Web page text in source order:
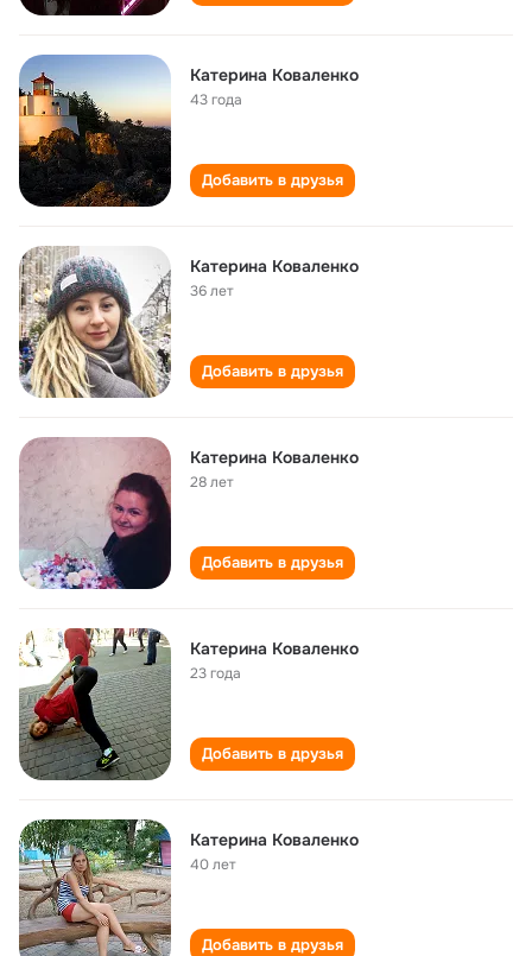
Катерина Коваленко
43 года
Добавить в друзья
Катерина Коваленко
36 лет
Добавить в друзья
Катерина Коваленко
28 лет
Добавить в друзья
Катерина Коваленко
23 года
Добавить в друзья
Катерина Коваленко
40 лет
Добавить в друзья